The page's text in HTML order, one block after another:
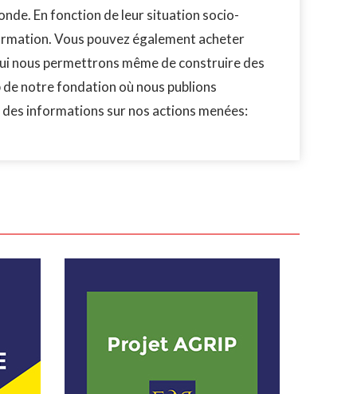
En fonction de leur situation socio-
Vous pouvez également acheter
nous permettrons même de construire des
notre fondation où nous publions
informations sur nos actions menées: